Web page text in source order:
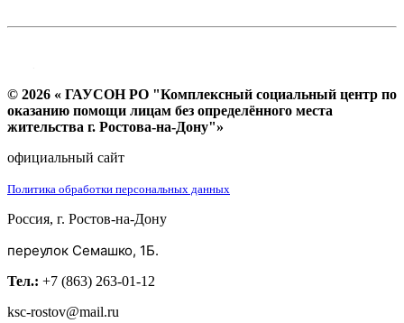
© 2026 « ГАУСОН РО "Комплексный социальный центр по
оказанию помощи лицам без определённого места
жительства г. Ростова-на-Дону"»
официальный сайт
Политика обработки персональных данных
Россия, г. Ростов-на-Дону
переулок Семашко, 1Б.
Тел.: +7 (863) 263-01-12
ksc-rostov@mail.ru